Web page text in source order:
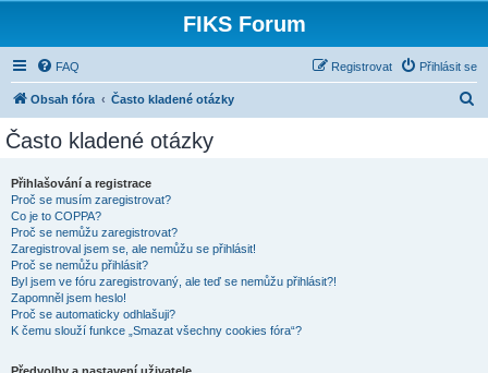
FIKS Forum
FAQ Přihlásit se
Registrovat
Obsah fóra Často kladené otázky
Často kladené otázky
Přihlašování a registrace
Proč se musím zaregistrovat?
Co je to COPPA?
Proč se nemůžu zaregistrovat?
Zaregistroval jsem se, ale nemůžu se přihlásit!
Proč se nemůžu přihlásit?
Byl jsem ve fóru zaregistrovaný, ale teď se nemůžu přihlásit?!
Zapomněl jsem heslo!
Proč se automaticky odhlašuji?
K čemu slouží funkce „Smazat všechny cookies fóra“?